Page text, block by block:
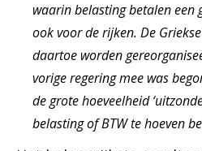
waarin belasting betalen een
ook voor de rijken. De
daartoe worden
vorige regering mee was
de grote hoeveelheid
belasting of BTW te hoeven